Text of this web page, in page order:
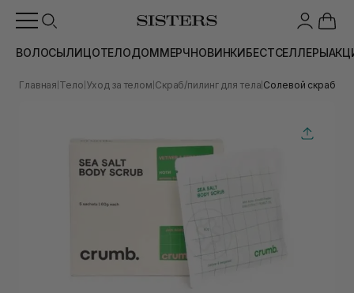
ВОЛОСЫЛИЦОТЕЛОДОММЕРЧНОВИНКИБЕСТСЕЛЛЕРЫ
Главная Тело Уход за телом Скраб/пилинг для тела Солевой скраб